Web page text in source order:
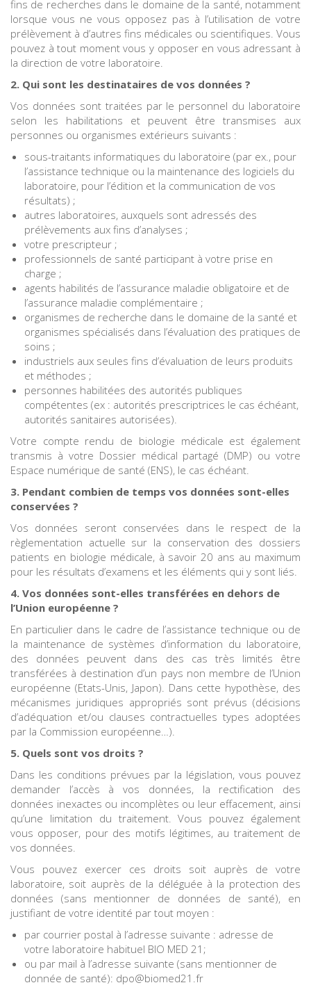
fins de recherches dans le domaine de la santé, notamment
lorsque vous ne vous opposez pas à l’utilisation de votre
prélèvement à d’autres fins médicales ou scientifiques. Vous
pouvez à tout moment vous y opposer en vous adressant à
la direction de votre laboratoire.
2. Qui sont les destinataires de vos données ?
Vos données sont traitées par le personnel du laboratoire
selon les habilitations et peuvent être transmises aux
personnes ou organismes extérieurs suivants :
sous-traitants informatiques du laboratoire (par ex., pour
l’assistance technique ou la maintenance des logiciels du
laboratoire, pour l’édition et la communication de vos
résultats) ;
autres laboratoires, auxquels sont adressés des
prélèvements aux fins d’analyses ;
votre prescripteur ;
professionnels de santé participant à votre prise en
charge ;
agents habilités de l’assurance maladie obligatoire et de
l’assurance maladie complémentaire ;
organismes de recherche dans le domaine de la santé et
organismes spécialisés dans l’évaluation des pratiques de
soins ;
industriels aux seules fins d’évaluation de leurs produits
et méthodes ;
personnes habilitées des autorités publiques
compétentes (ex : autorités prescriptrices le cas échéant,
autorités sanitaires autorisées).
Votre compte rendu de biologie médicale est également
transmis à votre Dossier médical partagé (DMP) ou votre
Espace numérique de santé (ENS), le cas échéant.
3. Pendant combien de temps vos données sont-elles
conservées ?
Vos données seront conservées dans le respect de la
règlementation actuelle sur la conservation des dossiers
patients en biologie médicale, à savoir 20 ans au maximum
pour les résultats d’examens et les éléments qui y sont liés.
4. Vos données sont-elles transférées en dehors de
l’Union européenne ?
En particulier dans le cadre de l’assistance technique ou de
la maintenance de systèmes d’information du laboratoire,
des données peuvent dans des cas très limités être
transférées à destination d’un pays non membre de l’Union
européenne (Etats-Unis, Japon). Dans cette hypothèse, des
mécanismes juridiques appropriés sont prévus (décisions
d’adéquation et/ou clauses contractuelles types adoptées
par la Commission européenne…).
5. Quels sont vos droits ?
Dans les conditions prévues par la législation, vous pouvez
demander l’accès à vos données, la rectification des
données inexactes ou incomplètes ou leur effacement, ainsi
qu’une limitation du traitement. Vous pouvez également
vous opposer, pour des motifs légitimes, au traitement de
vos données.
Vous pouvez exercer ces droits soit auprès de votre
laboratoire, soit auprès de la déléguée à la protection des
données (sans mentionner de données de santé), en
justifiant de votre identité par tout moyen :
par courrier postal à l’adresse suivante : adresse de
votre laboratoire habituel BIO MED 21;
ou par mail à l’adresse suivante (sans mentionner de
donnée de santé): dpo@biomed21.fr